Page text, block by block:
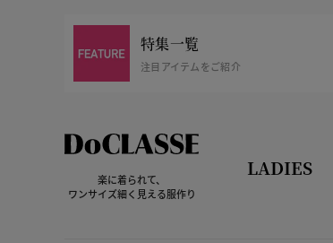
特集一覧
注目アイテムをご紹介
楽に着られて、
ワンサイズ細く見える服作り
LADIES